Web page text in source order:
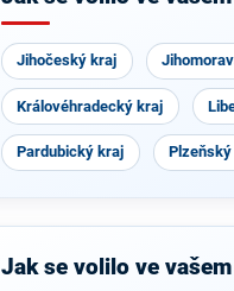
Jihočeský kraj
Královéhradecký kraj
Pardubický kraj
Jak se volilo ve